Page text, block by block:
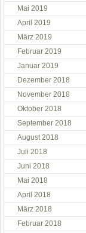
Mai 2019
April 2019
März 2019
Februar 2019
Januar 2019
Dezember 2018
November 2018
Oktober 2018
September 2018
August 2018
Juli 2018
Juni 2018
Mai 2018
April 2018
März 2018
Februar 2018